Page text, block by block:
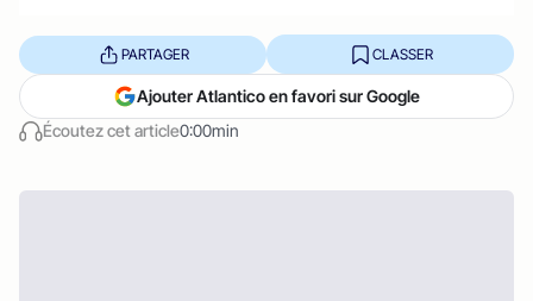
Écoutez cet article0:00min
PARTAGER CLASSER
Ajouter Atlantico en favori sur Google